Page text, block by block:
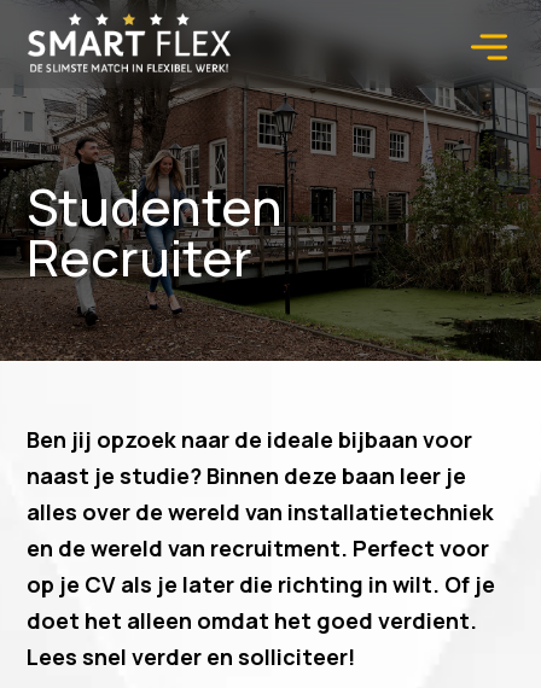
Studenten
Recruiter
Ben jij opzoek naar de ideale bijbaan voor
naast je studie? Binnen deze baan leer je
alles over de wereld van installatietechniek
en de wereld van recruitment. Perfect voor
op je CV als je later die richting in wilt. Of je
doet het alleen omdat het goed verdient.
Lees snel verder en solliciteer!